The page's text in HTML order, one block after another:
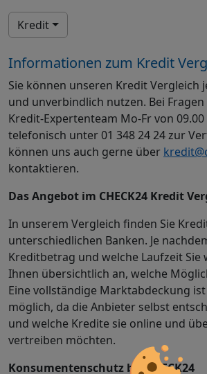
Kredit
Informationen zum Kredit
Sie können unseren Kredit Vergleich
und unverbindlich nutzen. Bei
Kredit-Expertenteam Mo-Fr von 09.00
telefonisch unter 01 348 24 24 zur
können uns auch gerne über
kontaktieren.
Das Angebot im CHECK24 Kredit
In unserem Vergleich finden Sie
unterschiedlichen Banken. Je
Kreditbetrag und welche Laufzeit Sie
Ihnen übersichtlich an, welche
Eine vollständige Marktabdeckung
möglich, da die Anbieter selbst
und welche Kredite sie online und
vertreiben möchten.
Konsumentenschutz bei CHECK24